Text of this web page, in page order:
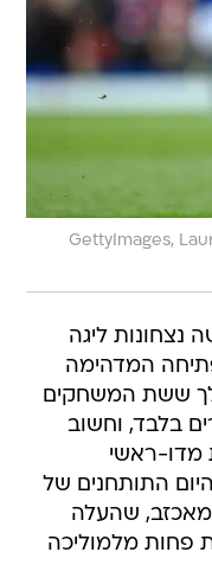
GettyImages,
נצחונות ליגה
המדהימה
2007/08. במהלך ששת המשחקים
בלבד, וחשוב
מדו-ראשי
התותחנים של
ונגר נכשלו במשימה וסיימו ב-1:1 מאכזב, שהעלה
פחות מלמוליכה